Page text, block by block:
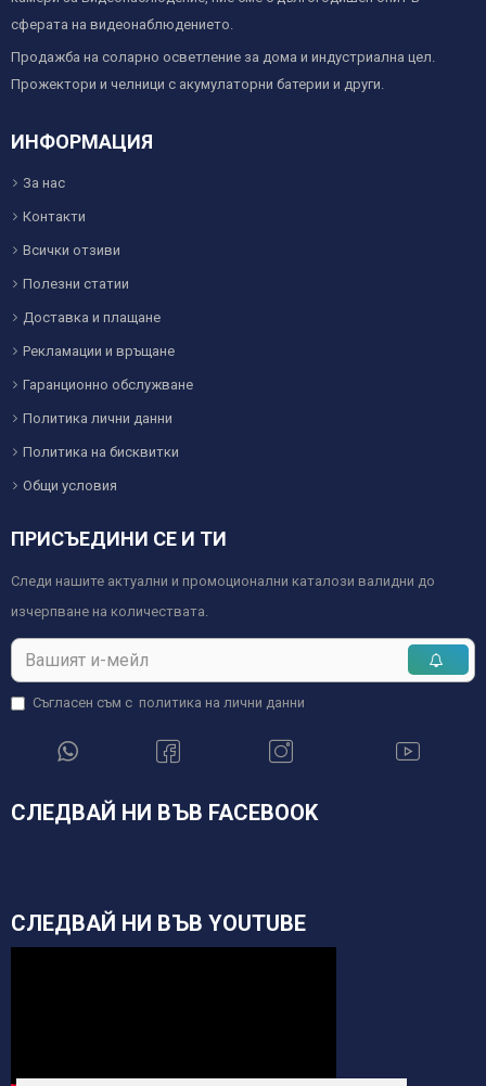
сферата на видеонаблюдението.
Продажба на соларно осветление за дома и индустриална цел.
Прожектори и челници с акумулаторни батерии и други.
ИНФОРМАЦИЯ
За нас
Контакти
Всички отзиви
Полезни статии
Доставка и плащане
Рекламации и връщане
Гаранционно обслужване
Политика лични данни
Политика на бисквитки
Общи условия
ПРИСЪЕДИНИ СЕ И ТИ
Следи нашите актуални и промоционални каталози валидни до
изчерпване на количествата.
Съгласен съм с политика на лични данни
СЛЕДВАЙ НИ ВЪВ FACEBOOK
СЛЕДВАЙ НИ ВЪВ YOUTUBE